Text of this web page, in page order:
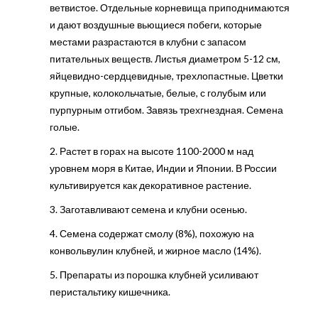
ветвистое. Отдельные корневища приподнимаются
и дают воздушные вьющиеся побеги, которые
местами разрастаются в клубни с запасом
питательных веществ. Листья диаметром 5-12 см,
яйцевидно-сердцевидные, трехлопастные. Цветки
крупные, колокольчатые, белые, с голубым или
пурпурным отгибом. Завязь трехгнездная. Семена
голые.
2. Растет в горах на высоте 1100-2000 м над
уровнем моря в Китае, Индии и Японии. В России
культивируется как декоративное растение.
3. Заготавливают семена и клубни осенью.
4. Семена содержат смолу (8%), похожую на
конвольвулин клубней, и жирное масло (14%).
5. Препараты из порошка клубней усиливают
перистальтику кишечника.